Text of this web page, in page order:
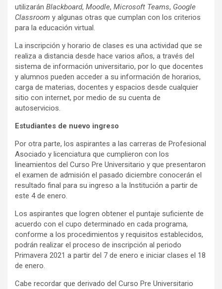
utilizarán Blackboard, Moodle, Microsoft Teams, Google
Classroom y algunas otras que cumplan con los criterios
para la educación virtual.
La inscripción y horario de clases es una actividad que se
realiza a distancia desde hace varios años, a través del
sistema de información universitario, por lo que docentes
y alumnos pueden acceder a su información de horarios,
carga de materias, docentes y espacios desde cualquier
sitio con internet, por medio de su cuenta de
autoservicios.
Estudiantes de nuevo ingreso
Por otra parte, los aspirantes a las carreras de Profesional
Asociado y licenciatura que cumplieron con los
lineamientos del Curso Pre Universitario y que presentaron
el examen de admisión el pasado diciembre conocerán el
resultado final para su ingreso a la Institución a partir de
este 4 de enero.
Los aspirantes que logren obtener el puntaje suficiente de
acuerdo con el cupo determinado en cada programa,
conforme a los procedimientos y requisitos establecidos,
podrán realizar el proceso de inscripción al periodo
Primavera 2021 a partir del 7 de enero e iniciar clases el 18
de enero.
Cabe recordar que derivado del Curso Pre Universitario